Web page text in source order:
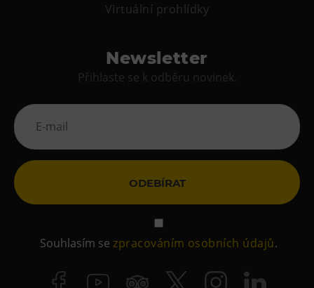
Virtuální prohlídky
Newsletter
Přihlaste se k odběru novinek.
ODEBÍRAT
Souhlasím sezpracováním osobních údajů.